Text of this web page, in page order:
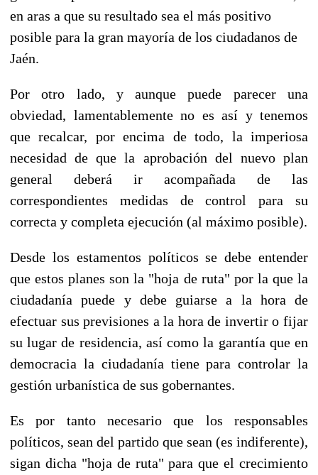
en aras a que su resultado sea el más positivo
posible para la gran mayoría de los ciudadanos de
Jaén.
Por otro lado, y aunque puede parecer una
obviedad, lamentablemente no es así y tenemos
que recalcar, por encima de todo, la imperiosa
necesidad de que la aprobación del nuevo plan
general deberá ir acompañada de las
correspondientes medidas de control para su
correcta y completa ejecución (al máximo posible).
Desde los estamentos políticos se debe entender
que estos planes son la "hoja de ruta" por la que la
ciudadanía puede y debe guiarse a la hora de
efectuar sus previsiones a la hora de invertir o fijar
su lugar de residencia, así como la garantía que en
democracia la ciudadanía tiene para controlar la
gestión urbanística de sus gobernantes.
Es por tanto necesario que los responsables
políticos, sean del partido que sean (es indiferente),
sigan dicha "hoja de ruta" para que el crecimiento